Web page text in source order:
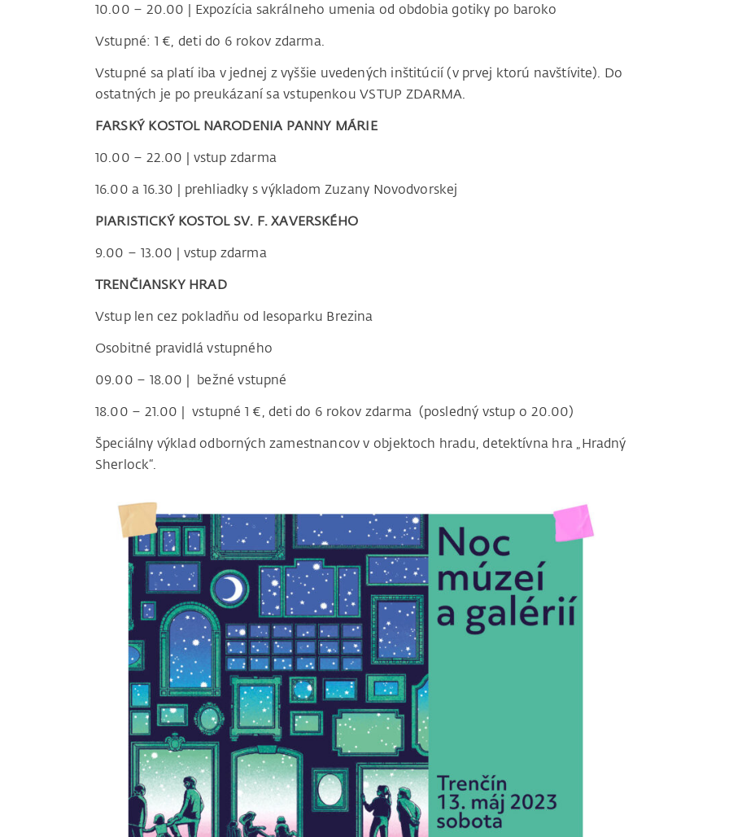
10.00 – 20.00 | Expozícia sakrálneho umenia od obdobia gotiky po baroko
Vstupné: 1 €, deti do 6 rokov zdarma.
Vstupné sa platí iba v jednej z vyššie uvedených inštitúcií (v prvej ktorú navštívite). Do
ostatných je po preukázaní sa vstupenkou VSTUP ZDARMA.
FARSKÝ KOSTOL NARODENIA PANNY MÁRIE
10.00 – 22.00 | vstup zdarma
16.00 a 16.30 | prehliadky s výkladom Zuzany Novodvorskej
PIARISTICKÝ KOSTOL SV. F. XAVERSKÉHO
9.00 – 13.00 | vstup zdarma
TRENČIANSKY HRAD
Vstup len cez pokladňu od lesoparku Brezina
Osobitné pravidlá vstupného
09.00 – 18.00 | bežné vstupné
18.00 – 21.00 | vstupné 1 €, deti do 6 rokov zdarma (posledný vstup o 20.00)
Špeciálny výklad odborných zamestnancov v objektoch hradu, detektívna hra „Hradný
Sherlock“.